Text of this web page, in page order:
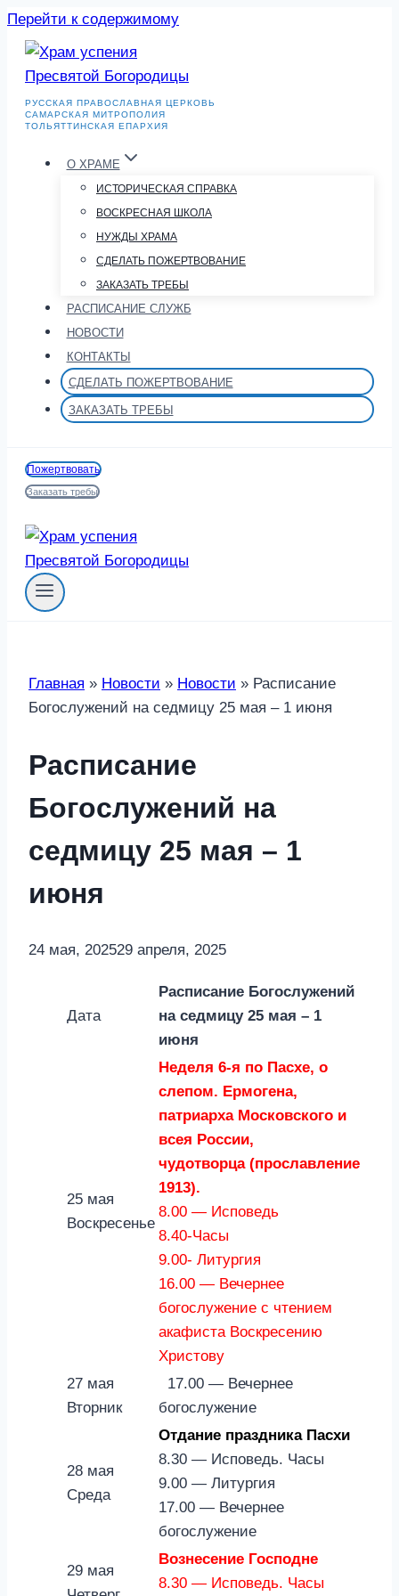
Перейти к содержимому
РУССКАЯ ПРАВОСЛАВНАЯ ЦЕРКОВЬ
САМАРСКАЯ МИТРОПОЛИЯ
ТОЛЬЯТТИНСКАЯ ЕПАРХИЯ
О ХРАМЕ
ИСТОРИЧЕСКАЯ СПРАВКА
ВОСКРЕСНАЯ ШКОЛА
НУЖДЫ ХРАМА
СДЕЛАТЬ ПОЖЕРТВОВАНИЕ
ЗАКАЗАТЬ ТРЕБЫ
РАСПИСАНИЕ СЛУЖБ
НОВОСТИ
КОНТАКТЫ
СДЕЛАТЬ ПОЖЕРТВОВАНИЕ
ЗАКАЗАТЬ ТРЕБЫ
Пожертвовать
Заказать требы
Главная » Новости » Новости » Расписание
Богослужений на седмицу 25 мая – 1 июня
Расписание
Богослужений на
седмицу 25 мая – 1
июня
24 мая, 202529 апреля, 2025
Дата
Расписание Богослужений
на седмицу 25 мая – 1
июня
25 мая
Воскресенье
Неделя 6-я по Пасхе, о
слепом. Ермогена,
патриарха Московского и
всея России,
чудотворца (прославление
1913).
8.00 — Исповедь
8.40-Часы
9.00- Литургия
16.00 — Вечернее
богослужение с чтением
акафиста Воскресению
Христову
27 мая
Вторник
17.00 — Вечернее
богослужение
28 мая
Среда
Отдание праздника Пасхи
8.30 — Исповедь. Часы
9.00 — Литургия
17.00 — Вечернее
богослужение
29 мая
Вознесение Господне
8.30 — Исповедь. Часы